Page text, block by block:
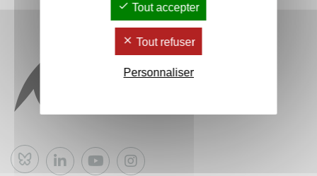
Bluesky
Tout accepter
Tout refuser
Personnaliser